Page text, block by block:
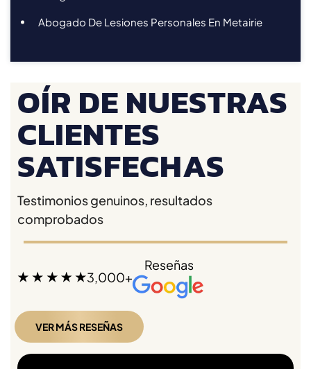
Abogado De Lesiones Personales En Metairie
OÍR DE NUESTRAS
CLIENTES
SATISFECHAS
Testimonios genuinos, resultados
comprobados
3,000+
Reseñas
VER MÁS RESEÑAS